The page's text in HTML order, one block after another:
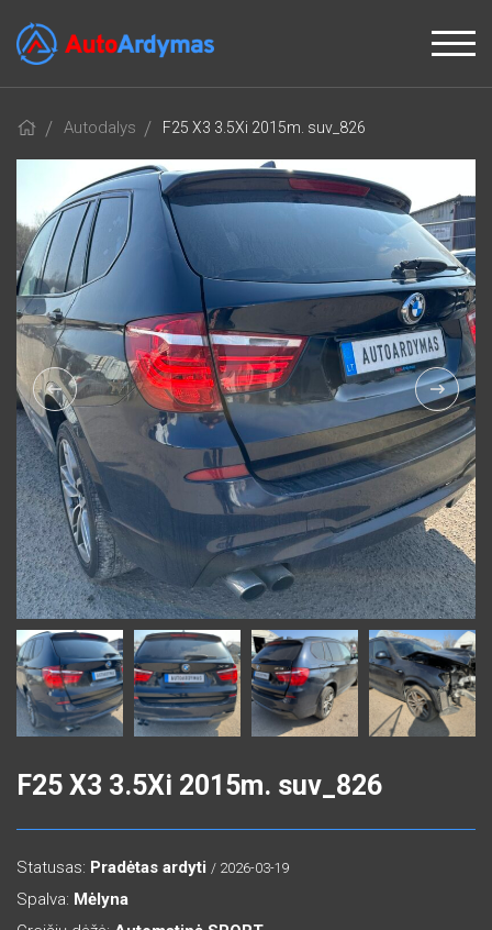
Autodalys F25 X3 3.5Xi 2015m. suv_826
F25 X3 3.5Xi 2015m. suv_826
Statusas: Pradėtas ardyti / 2026-03-19
Spalva: Mėlyna